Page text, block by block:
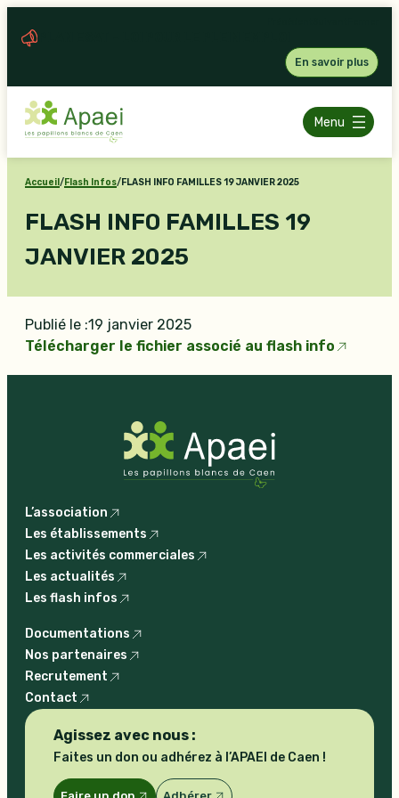
au
En savoir plus
Menu
Accueil / Flash Infos/ FLASH INFO FAMILLES 19 JANVIER 2025
FLASH INFO FAMILLES 19
JANVIER 2025
Publié le :19 janvier 2025
Télécharger le fichier associé au flash info
L’association
Les établissements
Les activités commerciales
Les actualités
Les flash infos
Documentations
Nos partenaires
Recrutement
Contact
Agissez avec nous :
Faites un don ou adhérez à l’APAEI de Caen !